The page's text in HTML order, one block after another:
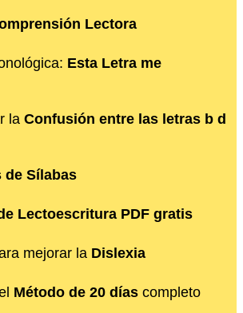
Lectora
Esta Letra me
la Confusión entre las letras b d
de Sílabas
Lectoescritura PDF gratis
mejorar la Dislexia
Método de 20 días completo